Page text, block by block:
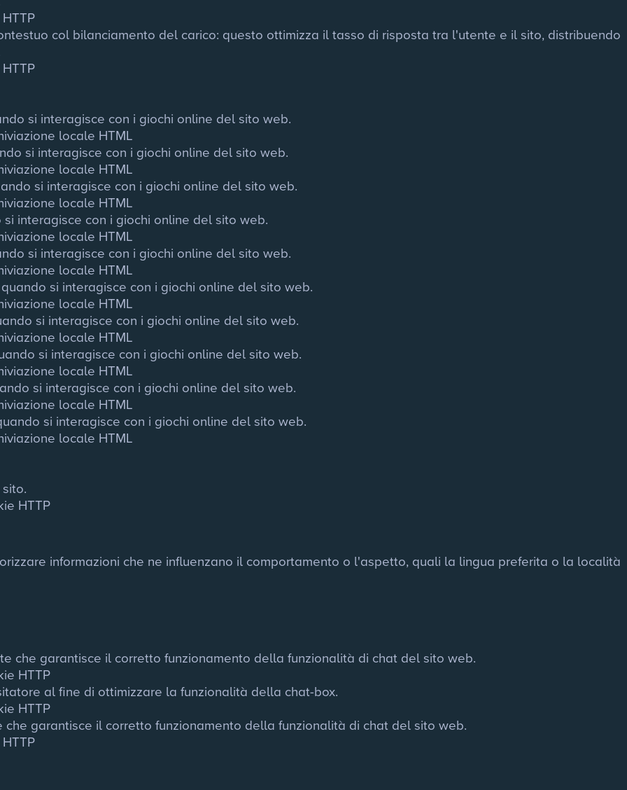
col bilanciamento del carico: questo ottimizza il tasso di risposta tra l'utente e il sito, distribuendo
si interagisce con i giochi online del sito web.
locale HTML
si interagisce con i giochi online del sito web.
locale HTML
si interagisce con i giochi online del sito web.
locale HTML
interagisce con i giochi online del sito web.
locale HTML
si interagisce con i giochi online del sito web.
locale HTML
si interagisce con i giochi online del sito web.
locale HTML
si interagisce con i giochi online del sito web.
locale HTML
si interagisce con i giochi online del sito web.
locale HTML
si interagisce con i giochi online del sito web.
locale HTML
si interagisce con i giochi online del sito web.
locale HTML
HTTP
informazioni che ne influenzano il comportamento o l'aspetto, quali la lingua preferita o la località
che garantisce il corretto funzionamento della funzionalità di chat del sito web.
HTTP
al fine di ottimizzare la funzionalità della chat-box.
HTTP
garantisce il corretto funzionamento della funzionalità di chat del sito web.